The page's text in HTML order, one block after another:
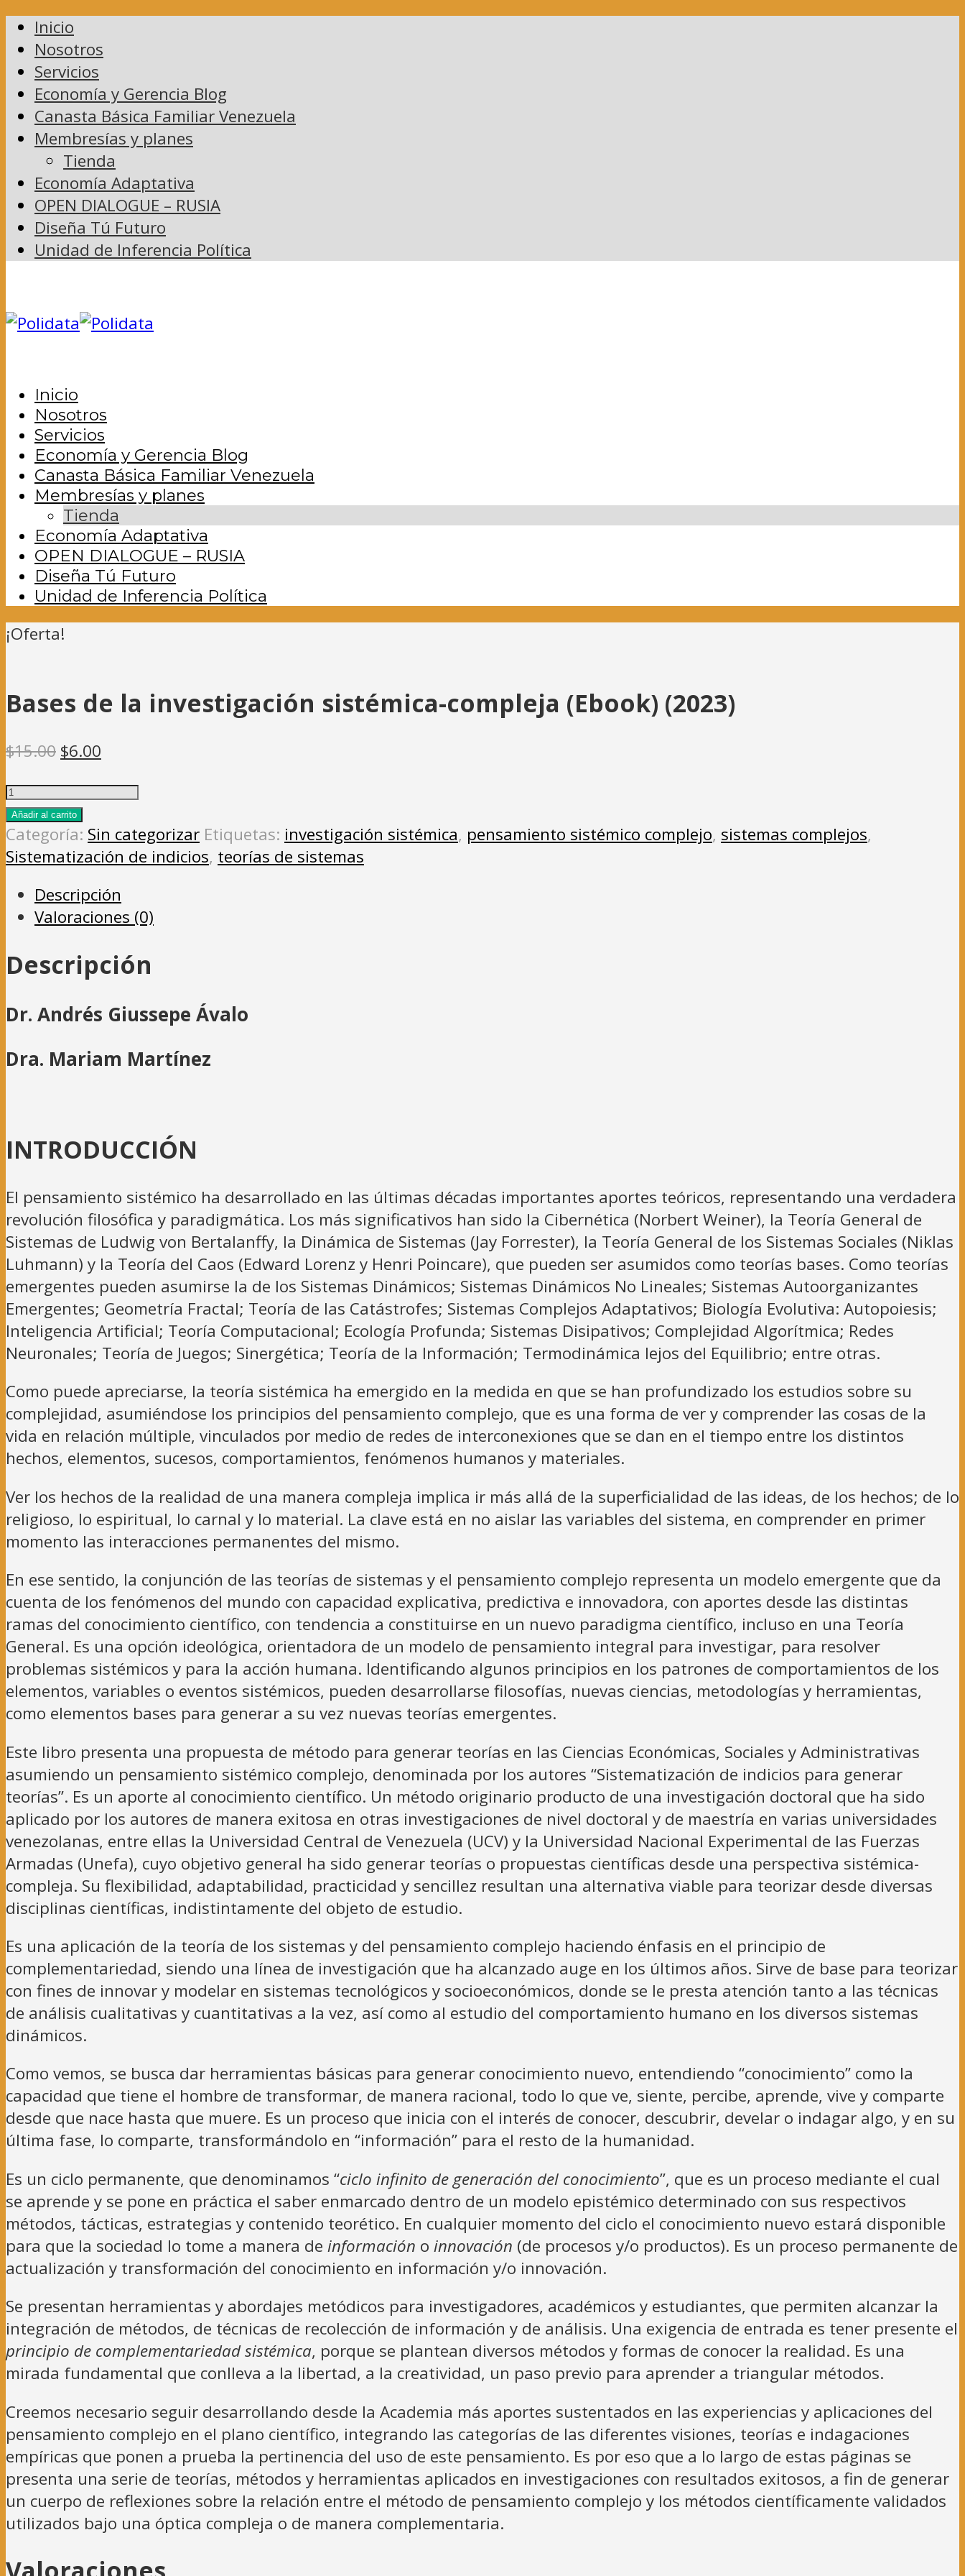
Inicio
Nosotros
Servicios
Economía y Gerencia Blog
Canasta Básica Familiar Venezuela
Membresías y planes
Tienda
Economía Adaptativa
OPEN DIALOGUE – RUSIA
Diseña Tú Futuro
Unidad de Inferencia Política
Inicio
Nosotros
Servicios
Economía y Gerencia Blog
Canasta Básica Familiar Venezuela
Membresías y planes
Tienda
Economía Adaptativa
OPEN DIALOGUE – RUSIA
Diseña Tú Futuro
Unidad de Inferencia Política
¡Oferta!
Bases de la investigación sistémica-compleja (Ebook) (2023)
$15.00 El
original
era:
$15.00.
$6.00
actual
$6.00.
Bases
de
la
investigación
compleja
(Ebook)
cantidad
Añadir al carrito
Categoría: Sin categorizar Etiquetas: investigación sistémica, pensamiento sistémico complejo, sistemas complejos,
Sistematización de indicios, teorías de sistemas
Descripción
Valoraciones (0)
Descripción
Dr. Andrés Giussepe Ávalo
Dra. Mariam Martínez
INTRODUCCIÓN
El pensamiento sistémico ha desarrollado en las últimas décadas importantes aportes teóricos, representando una verdadera
revolución filosófica y paradigmática. Los más significativos han sido la Cibernética (Norbert Weiner), la Teoría General de
Sistemas de Ludwig von Bertalanffy, la Dinámica de Sistemas (Jay Forrester), la Teoría General de los Sistemas Sociales (Niklas
Luhmann) y la Teoría del Caos (Edward Lorenz y Henri Poincare), que pueden ser asumidos como teorías bases. Como teorías
emergentes pueden asumirse la de los Sistemas Dinámicos; Sistemas Dinámicos No Lineales; Sistemas Autoorganizantes
Emergentes; Geometría Fractal; Teoría de las Catástrofes; Sistemas Complejos Adaptativos; Biología Evolutiva: Autopoiesis;
Inteligencia Artificial; Teoría Computacional; Ecología Profunda; Sistemas Disipativos; Complejidad Algorítmica; Redes
Neuronales; Teoría de Juegos; Sinergética; Teoría de la Información; Termodinámica lejos del Equilibrio; entre otras.
Como puede apreciarse, la teoría sistémica ha emergido en la medida en que se han profundizado los estudios sobre su
complejidad, asumiéndose los principios del pensamiento complejo, que es una forma de ver y comprender las cosas de la
vida en relación múltiple, vinculados por medio de redes de interconexiones que se dan en el tiempo entre los distintos
hechos, elementos, sucesos, comportamientos, fenómenos humanos y materiales.
Ver los hechos de la realidad de una manera compleja implica ir más allá de la superficialidad de las ideas, de los hechos; de lo
religioso, lo espiritual, lo carnal y lo material. La clave está en no aislar las variables del sistema, en comprender en primer
momento las interacciones permanentes del mismo.
En ese sentido, la conjunción de las teorías de sistemas y el pensamiento complejo representa un modelo emergente que da
cuenta de los fenómenos del mundo con capacidad explicativa, predictiva e innovadora, con aportes desde las distintas
ramas del conocimiento científico, con tendencia a constituirse en un nuevo paradigma científico, incluso en una Teoría
General. Es una opción ideológica, orientadora de un modelo de pensamiento integral para investigar, para resolver
problemas sistémicos y para la acción humana. Identificando algunos principios en los patrones de comportamientos de los
elementos, variables o eventos sistémicos, pueden desarrollarse filosofías, nuevas ciencias, metodologías y herramientas,
como elementos bases para generar a su vez nuevas teorías emergentes.
Este libro presenta una propuesta de método para generar teorías en las Ciencias Económicas, Sociales y Administrativas
asumiendo un pensamiento sistémico complejo, denominada por los autores “Sistematización de indicios para generar
teorías”. Es un aporte al conocimiento científico. Un método originario producto de una investigación doctoral que ha sido
aplicado por los autores de manera exitosa en otras investigaciones de nivel doctoral y de maestría en varias universidades
venezolanas, entre ellas la Universidad Central de Venezuela (UCV) y la Universidad Nacional Experimental de las Fuerzas
Armadas (Unefa), cuyo objetivo general ha sido generar teorías o propuestas científicas desde una perspectiva sistémica-
compleja. Su flexibilidad, adaptabilidad, practicidad y sencillez resultan una alternativa viable para teorizar desde diversas
disciplinas científicas, indistintamente del objeto de estudio.
Es una aplicación de la teoría de los sistemas y del pensamiento complejo haciendo énfasis en el principio de
complementariedad, siendo una línea de investigación que ha alcanzado auge en los últimos años. Sirve de base para teorizar
con fines de innovar y modelar en sistemas tecnológicos y socioeconómicos, donde se le presta atención tanto a las técnicas
de análisis cualitativas y cuantitativas a la vez, así como al estudio del comportamiento humano en los diversos sistemas
dinámicos.
Como vemos, se busca dar herramientas básicas para generar conocimiento nuevo, entendiendo “conocimiento” como la
capacidad que tiene el hombre de transformar, de manera racional, todo lo que ve, siente, percibe, aprende, vive y comparte
desde que nace hasta que muere. Es un proceso que inicia con el interés de conocer, descubrir, develar o indagar algo, y en su
última fase, lo comparte, transformándolo en “información” para el resto de la humanidad.
Es un ciclo permanente, que denominamos “ciclo infinito de generación del conocimiento”, que es un proceso mediante el cual
se aprende y se pone en práctica el saber enmarcado dentro de un modelo epistémico determinado con sus respectivos
métodos, tácticas, estrategias y contenido teorético. En cualquier momento del ciclo el conocimiento nuevo estará disponible
para que la sociedad lo tome a manera de información o innovación (de procesos y/o productos). Es un proceso permanente de
actualización y transformación del conocimiento en información y/o innovación.
Se presentan herramientas y abordajes metódicos para investigadores, académicos y estudiantes, que permiten alcanzar la
integración de métodos, de técnicas de recolección de información y de análisis. Una exigencia de entrada es tener presente el
principio de complementariedad sistémica, porque se plantean diversos métodos y formas de conocer la realidad. Es una
mirada fundamental que conlleva a la libertad, a la creatividad, un paso previo para aprender a triangular métodos.
Creemos necesario seguir desarrollando desde la Academia más aportes sustentados en las experiencias y aplicaciones del
pensamiento complejo en el plano científico, integrando las categorías de las diferentes visiones, teorías e indagaciones
empíricas que ponen a prueba la pertinencia del uso de este pensamiento. Es por eso que a lo largo de estas páginas se
presenta una serie de teorías, métodos y herramientas aplicados en investigaciones con resultados exitosos, a fin de generar
un cuerpo de reflexiones sobre la relación entre el método de pensamiento complejo y los métodos científicamente validados
utilizados bajo una óptica compleja o de manera complementaria.